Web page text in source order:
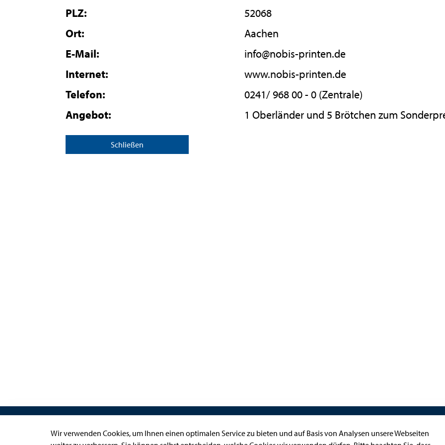
PLZ:
52068
Ort:
Aachen
E-Mail:
info@nobis-printen.de
Internet:
www.nobis-printen.de
Telefon:
0241/ 968 00 - 0 (Zentrale)
Angebot:
1 Oberländer und 5 Brötchen zum
Schließen
Links Kontakt
Wir verwenden Cookies, um Ihnen einen optimalen Service zu bieten und auf Basis von Analysen unsere Webseiten